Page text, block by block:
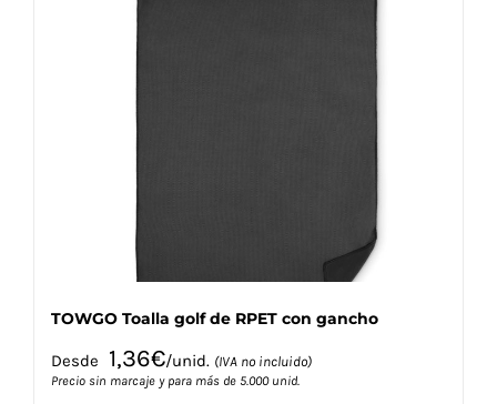
TOWGO Toalla golf de RPET con gancho
Desde 1,36€/unid. (IVA no incluido)
Precio sin marcaje y para más de 5.000 unid.